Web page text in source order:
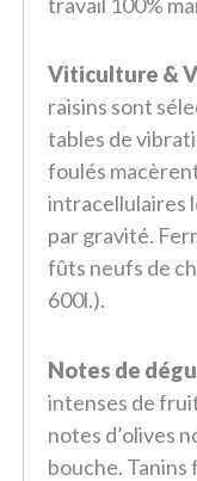
Viticulture &
raisins sont
tables de
foulés
intracellulaires
par gravité.
fûts neufs de
600l.).
Notes de
intenses de
notes d’olives
bouche. Tanins